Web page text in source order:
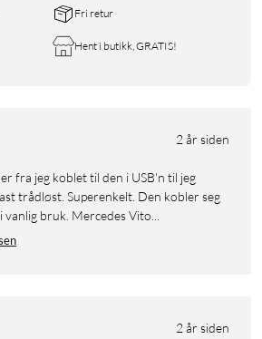
Fri retur
Hent i butikk, GRATIS!
2 år siden
trådløst. Superenkelt. Den kobler seg
bruk. Mercedes Vito...
2 år siden